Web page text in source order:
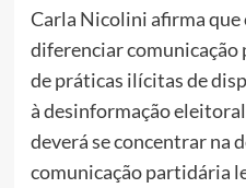
Carla Nicolini afirma que
diferenciar
de práticas ilícitas de
à desinformação
deverá se concentrar na
comunicação partidária